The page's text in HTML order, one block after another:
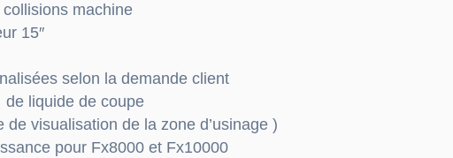
machine
15″
selon la demande client
de liquide de coupe
de visualisation de la zone d’usinage )
pour Fx8000 et Fx10000